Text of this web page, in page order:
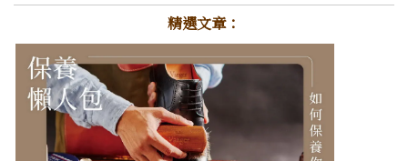
精選文章：